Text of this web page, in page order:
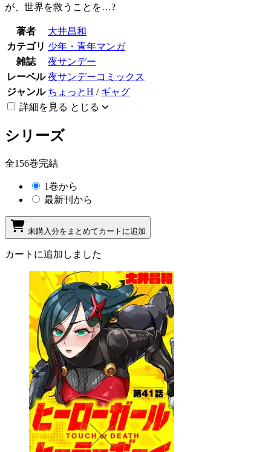
が、世界を救うことを…?
著者
大井昌和
カテゴリ 少年・青年マンガ
雑誌
夜サンデー
レーベル 夜サンデーコミックス
ジャンル ちょっとH / ギャグ
詳細を見る とじる
シリーズ
全156巻完結
1巻から
最新刊から
未購入分をまとめてカートに追加
カートに追加しました